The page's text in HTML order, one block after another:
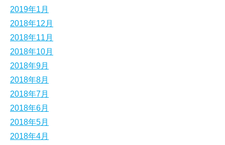
2019年1月
2018年12月
2018年11月
2018年10月
2018年9月
2018年8月
2018年7月
2018年6月
2018年5月
2018年4月